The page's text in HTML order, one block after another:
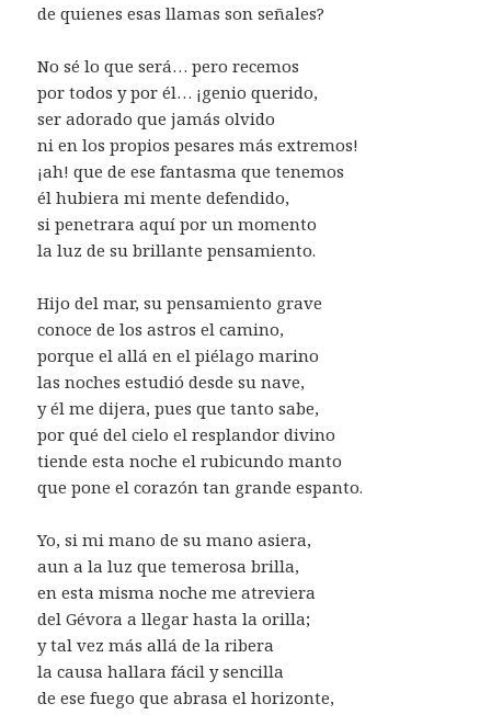
de quienes esas llamas son señales?
No sé lo que será… pero recemos
por todos y por él… ¡genio querido,
ser adorado que jamás olvido
ni en los propios pesares más extremos!
¡ah! que de ese fantasma que tenemos
él hubiera mi mente defendido,
si penetrara aquí por un momento
la luz de su brillante pensamiento.
Hijo del mar, su pensamiento grave
conoce de los astros el camino,
porque el allá en el piélago marino
las noches estudió desde su nave,
y él me dijera, pues que tanto sabe,
por qué del cielo el resplandor divino
tiende esta noche el rubicundo manto
que pone el corazón tan grande espanto.
Yo, si mi mano de su mano asiera,
aun a la luz que temerosa brilla,
en esta misma noche me atreviera
del Gévora a llegar hasta la orilla;
y tal vez más allá de la ribera
la causa hallara fácil y sencilla
de ese fuego que abrasa el horizonte,